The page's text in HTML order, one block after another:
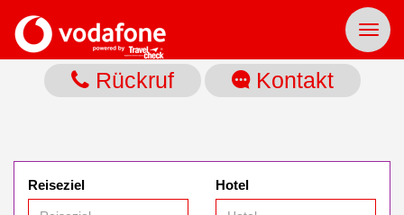
Toggle
Rückruf Kontakt
Reiseziel Hotel